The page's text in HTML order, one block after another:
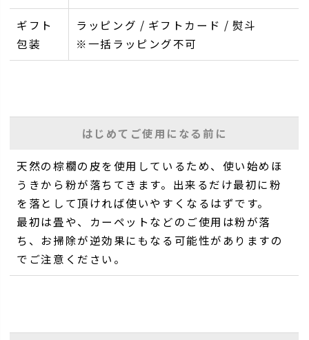
ギフト
包装
ラッピング / ギフトカード / 熨斗
※一括ラッピング不可
はじめてご使用になる前に
天然の棕櫚の皮を使用しているため、使い始めほ
うきから粉が落ちてきます。出来るだけ最初に粉
を落として頂ければ使いやすくなるはずです。
最初は畳や、カーペットなどのご使用は粉が落
ち、お掃除が逆効果にもなる可能性がありますの
でご注意ください。